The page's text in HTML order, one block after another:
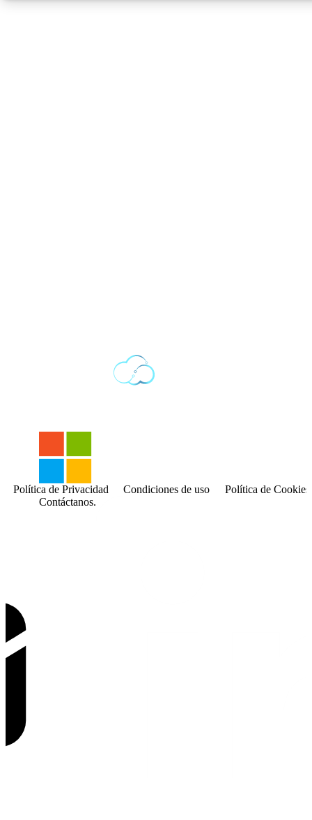
Contáctanos.
Política de Privacidad Condiciones de uso Política de Cookies